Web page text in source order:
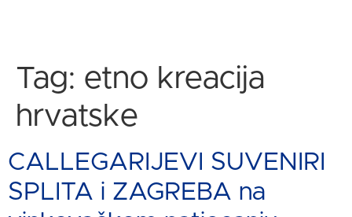
Tag: etno kreacija
hrvatske
CALLEGARIJEVI SUVENIRI
SPLITA i ZAGREBA na